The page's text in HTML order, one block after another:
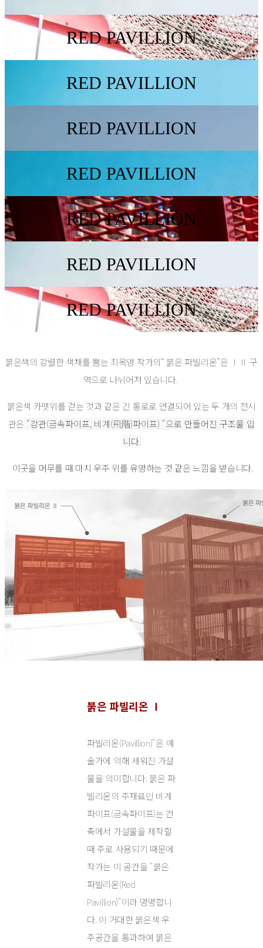
RED PAVILLION
RED PAVILLION
RED PAVILLION
RED PAVILLION
RED PAVILLION
RED PAVILLION
RED PAVILLION
붉은색의 강렬한 색채를 뿜는 최옥영 작가의“ 붉은 파빌리온”은 ⅠⅡ 구
역으로 나뉘어져 있습니다.
붉은색 카펫위를 걷는 것과 같은 긴 통로로 연결되어 있는 두 개의 전시
관은 "강관(금속파이프, 비계(飛階)파이프) "으로 만들어진 구조물 입
니다.
이곳을 머무를 때 마치 우주 위를 유영하는 것 같은 느낌을 받습니다.
붉은 파빌리온 Ⅰ
파빌리온(Pavillion)"은 예
술가에 의해 세워진 가설
물을 의미합니다. 붉은 파
빌리온의 주재료인 비계
파이프(금속파이프)는 건
축에서 가설물을 제작할
때 주로 사용되기 때문에
작가는 이 공간을 "붉은
파빌리온(Red
Pavillion)"이라 명명합니
다. 이 거대한 붉은색 우
주공간을 통과하여 붉은